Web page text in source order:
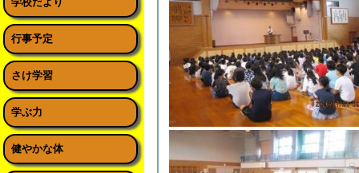
行事予定
さけ学習
学ぶ力
健やかな体